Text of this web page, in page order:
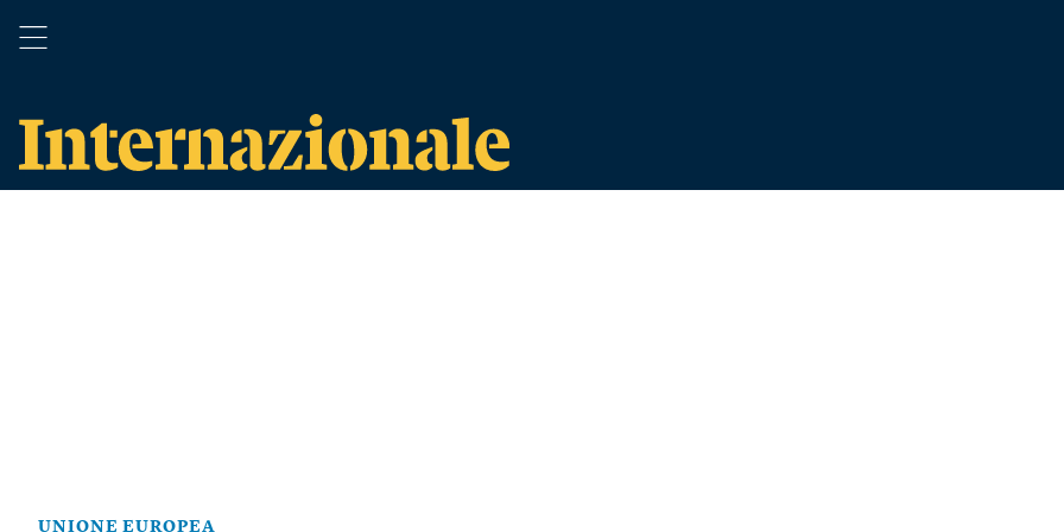
UNIONE EUROPEA